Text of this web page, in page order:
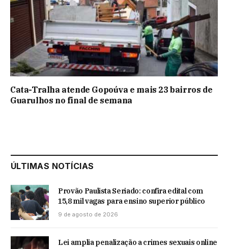
Cata-Tralha atende Gopoúva e mais 23 bairros de
Guarulhos no final de semana
ÚLTIMAS NOTÍCIAS
Provão Paulista Seriado: confira edital com
15,8 mil vagas para ensino superior público
9 de agosto de 2026
Lei amplia penalização a crimes sexuais online